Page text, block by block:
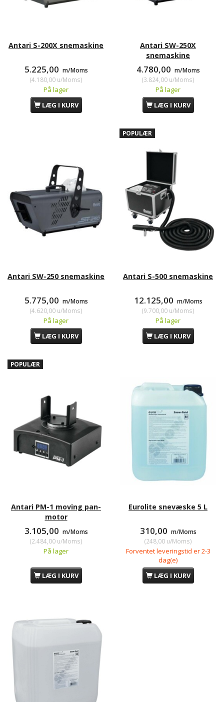
Antari S-200X snemaskine
5.225,00 m/Moms
(4.180,00u/Moms)
På lager
LÆG I KURV
Antari SW-250X
snemaskine
4.780,00 m/Moms
(3.824,00u/Moms)
På lager
LÆG I KURV
Antari SW-250 snemaskine
5.775,00 m/Moms
(4.620,00u/Moms)
På lager
LÆG I KURV
POPULÆR
Antari S-500 snemaskine
12.125,00 m/Moms
(9.700,00u/Moms)
På lager
LÆG I KURV
POPULÆR
Antari PM-1 moving pan-
motor
3.105,00 m/Moms
(2.484,00u/Moms)
På lager
LÆG I KURV
Eurolite snevæske 5 L
310,00 m/Moms
(248,00u/Moms)
Forventet leveringstid er 2-3
dag(e)
LÆG I KURV